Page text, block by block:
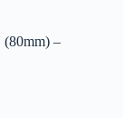
(80mm) –